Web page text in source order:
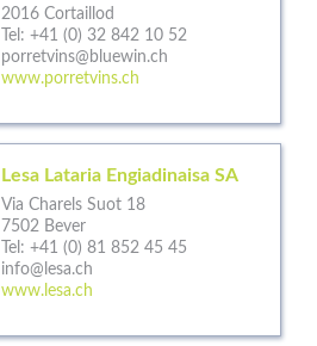
2016 Cortaillod
Tel: +41 (0) 32 842 10 52
porretvins@bluewin.ch
www.porretvins.ch
Lesa Lataria Engiadinaisa SA
Via Charels Suot 18
7502 Bever
Tel: +41 (0) 81 852 45 45
info@lesa.ch
www.lesa.ch